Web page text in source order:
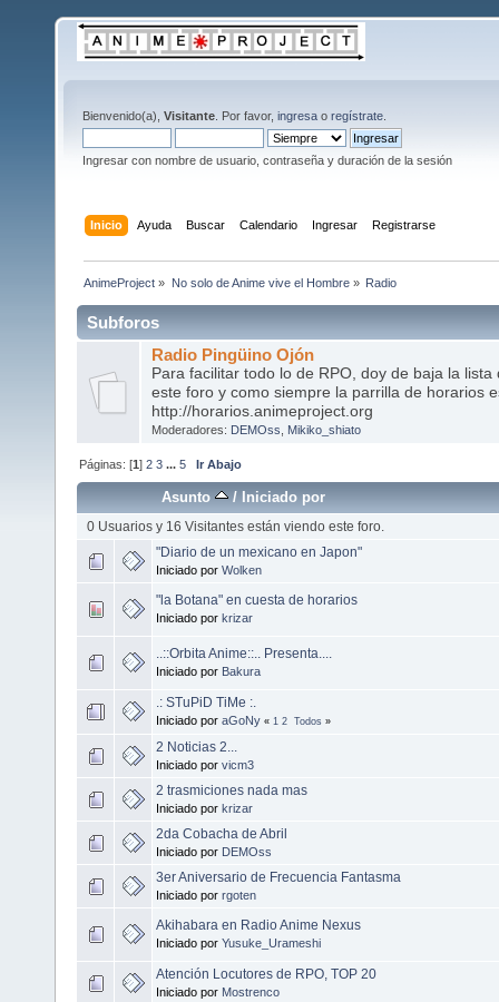
Bienvenido(a), Visitante . Por favor, ingresa o regístrate
Ingresar con nombre de usuario, contraseña y duración de la sesión
Inicio Ayuda Buscar Calendario Ingresar Registrarse
AnimeProject » No solo de Anime vive el Hombre» Radio
Subforos
Radio Pingüino Ojón
Para facilitar todo lo de RPO, doy de baja la lista
este foro y como siempre la parrilla de horarios
http://horarios.animeproject.org
Moderadores: DEMOss Mikiko_shiato
Páginas: [1]2 3 ...5 Ir Abajo
Asunto / Iniciado por
0 Usuarios y 16 Visitantes están viendo este foro.
"Diario de un mexicano en Japon"
Iniciado por Wolken
"la Botana" en cuesta de horarios
Iniciado por krizar
..::Orbita Anime::.. Presenta....
Iniciado por Bakura
.: STuPiD TiMe :.
Iniciado por aGoNy « 1 2 Todos »
2 Noticias 2...
Iniciado por vicm3
2 trasmiciones nada mas
Iniciado por krizar
2da Cobacha de Abril
Iniciado por DEMOss
3er Aniversario de Frecuencia Fantasma
Iniciado por rgoten
Akihabara en Radio Anime Nexus
Iniciado por Yusuke_Urameshi
Atención Locutores de RPO, TOP 20
Iniciado por Mostrenco